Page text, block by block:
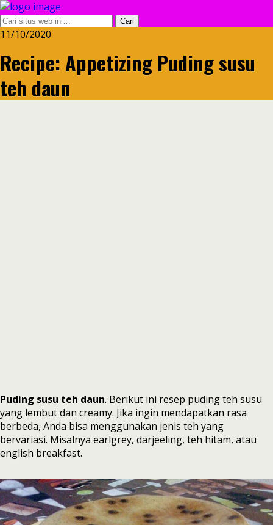
11/10/2020
Recipe: Appetizing Puding susu
teh daun
Puding susu teh daun. Berikut ini resep puding teh susu
yang lembut dan creamy. Jika ingin mendapatkan rasa
berbeda, Anda bisa menggunakan jenis teh yang
bervariasi. Misalnya earlgrey, darjeeling, teh hitam, atau
english breakfast.